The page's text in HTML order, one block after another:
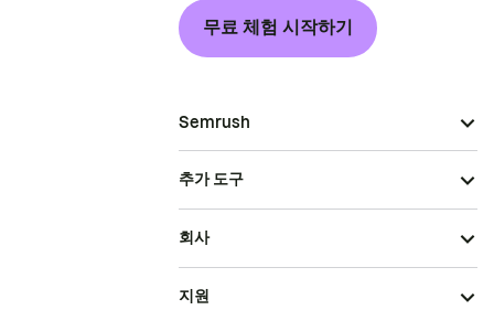
무료 체험 시작하기
Semrush
추가 도구
회사
지원